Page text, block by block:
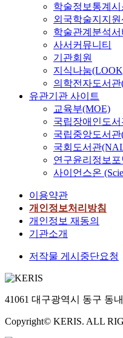
학술정보통계
외국학술지지
학술관계분석
사서커뮤니티
기관회원
지식나눔
의학전자도서
유관기관 사이트
교육부(MOE)
국립장애인도
국립중앙도서
국회도서관
연구윤리정보포
사이언스온
이용약관
개인정보처리방침
개인정보 재동의
기관소개
저작물 게시중단요청
41061 대구광역시 동구 동
Copyright© KERIS. ALL